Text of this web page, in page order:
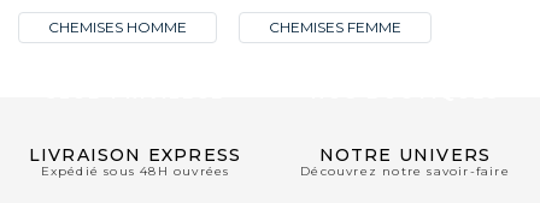
CHEMISES HOMME CHEMISES FEMME
LIVRAISON EXPRESS
Expédié sous 48H ouvrées
NOTRE UNIVERS
Découvrez notre savoir-faire